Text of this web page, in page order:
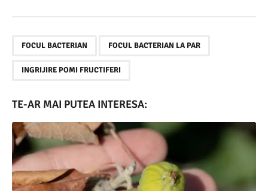
FOCUL BACTERIAN FOCUL BACTERIAN LA PAR
INGRIJIRE POMI FRUCTIFERI
TE-AR MAI PUTEA INTERESA: